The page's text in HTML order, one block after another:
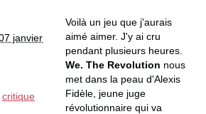
janvier
critique
Voilà un jeu que j'aurais
aimé aimer. J'y ai cru
pendant plusieurs heures.
We. The Revolution nous
met dans la peau d'Alexis
Fidèle, jeune juge
révolutionnaire qui va